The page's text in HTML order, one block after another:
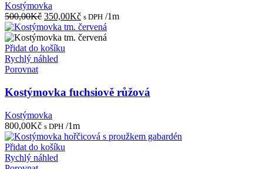
Kostýmovka
500,00Kč Původní
cena
byla:
500,00Kč.
350,00KčAktuální
cena
je:
s DPH /1m
Přidat do košíku
Rychlý náhled
Porovnat
Kostýmovka fuchsiově růžová
Kostýmovka
800,00Kč s DPH /1m
Přidat do košíku
Rychlý náhled